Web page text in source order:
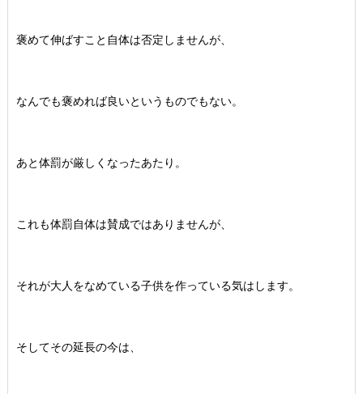
褒めて伸ばすこと自体は否定しませんが、
なんでも褒めれば良いというものでもない。
あと体罰が厳しくなったあたり。
これも体罰自体は賛成ではありませんが、
それが大人をなめている子供を作っている気はします。
そしてその延長の今は、